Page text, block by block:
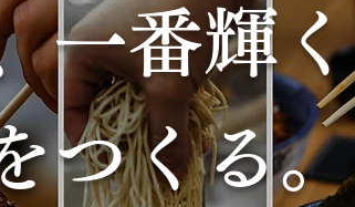
一番輝く
つくる。